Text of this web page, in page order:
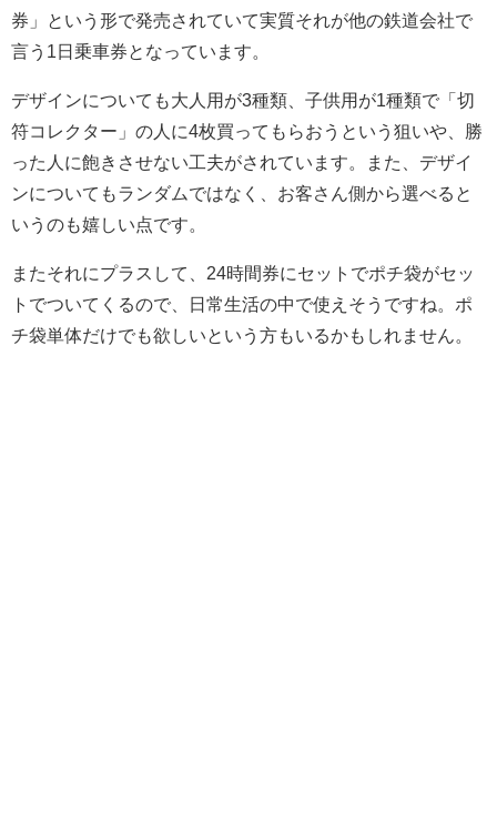
券」という形で発売されていて実質それが他の鉄道会社で
言う1日乗車券となっています。
デザインについても大人用が3種類、子供用が1種類で「切
符コレクター」の人に4枚買ってもらおうという狙いや、勝
った人に飽きさせない工夫がされています。また、デザイ
ンについてもランダムではなく、お客さん側から選べると
いうのも嬉しい点です。
またそれにプラスして、24時間券にセットでポチ袋がセッ
トでついてくるので、日常生活の中で使えそうですね。ポ
チ袋単体だけでも欲しいという方もいるかもしれません。